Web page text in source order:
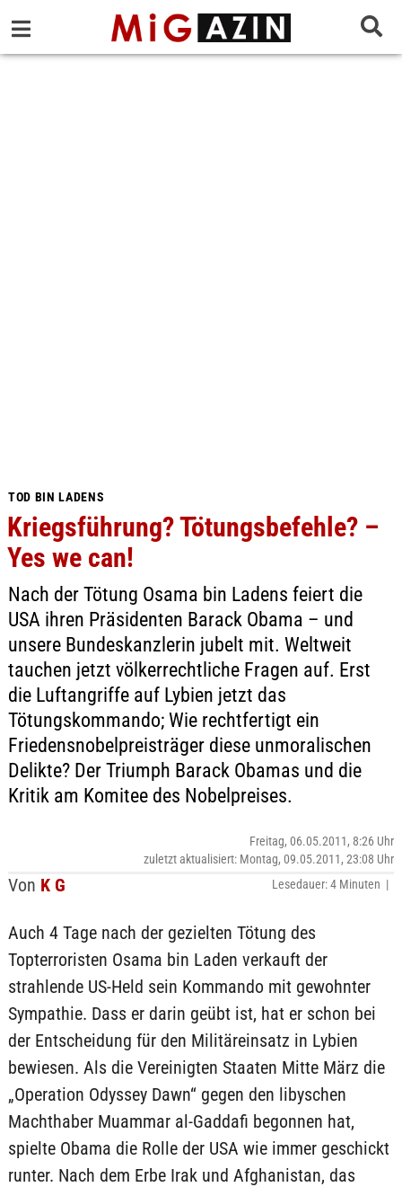
TOD BIN LADENS
Kriegsführung? Tötungsbefehle? –
Yes we can!
Nach der Tötung Osama bin Ladens feiert die
USA ihren Präsidenten Barack Obama – und
unsere Bundeskanzlerin jubelt mit. Weltweit
tauchen jetzt völkerrechtliche Fragen auf. Erst
die Luftangriffe auf Lybien jetzt das
Tötungskommando; Wie rechtfertigt ein
Friedensnobelpreisträger diese unmoralischen
Delikte? Der Triumph Barack Obamas und die
Kritik am Komitee des Nobelpreises.
Von K G
Freitag, 06.05.2011, 8:26 Uhr
zuletzt aktualisiert: Montag, 09.05.2011, 23:08 Uhr
Lesedauer: 4 Minuten |
Auch 4 Tage nach der gezielten Tötung des
Topterroristen Osama bin Laden verkauft der
strahlende US-Held sein Kommando mit gewohnter
Sympathie. Dass er darin geübt ist, hat er schon bei
der Entscheidung für den Militäreinsatz in Lybien
bewiesen. Als die Vereinigten Staaten Mitte März die
„Operation Odyssey Dawn“ gegen den libyschen
Machthaber Muammar al-Gaddafi begonnen hat,
spielte Obama die Rolle der USA wie immer geschickt
runter. Nach dem Erbe Irak und Afghanistan, das